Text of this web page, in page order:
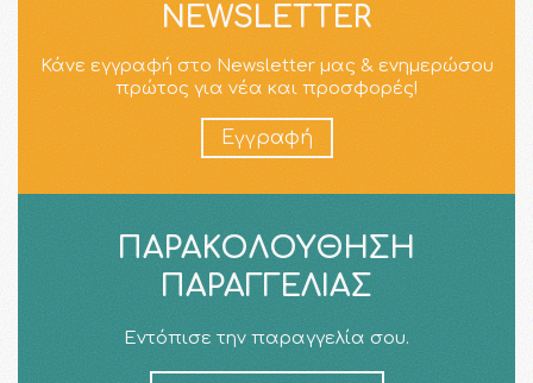
NEWSLETTER
Κάνε εγγραφή στο Newsletter μας & ενημερώσου
πρώτος για νέα και προσφορές!
Εγγραφή
ΠΑΡΑΚΟΛΟΎΘΗΣΗ
ΠΑΡΑΓΓΕΛΊΑΣ
Εντόπισε την παραγγελία σου.